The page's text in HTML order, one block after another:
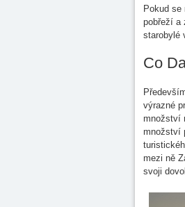
Pokud
pobřeží a
starobylé
Co
výrazné
množství
množství
mezi ně
svoji